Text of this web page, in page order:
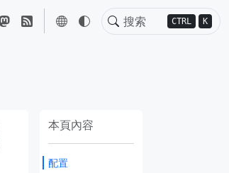
CTRL K
本頁內容
配置